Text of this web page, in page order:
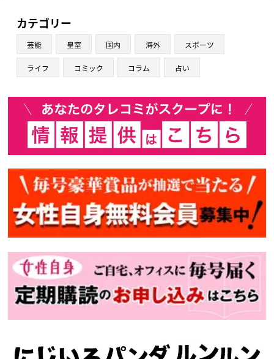
カテゴリー
芸能 皇室 国内 海外 スポーツ
ライフ コミック コラム 占い